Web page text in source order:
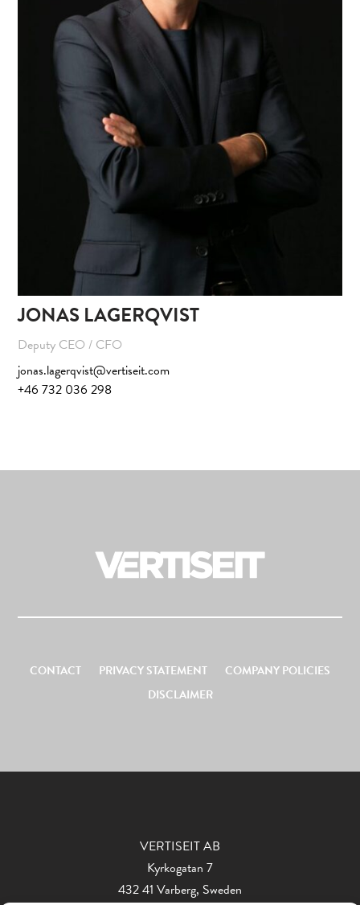
JONAS LAGERQVIST
Deputy CEO / CFO
jonas.lagerqvist@vertiseit.com
+46 732 036 298
CONTACT PRIVACY STATEMENT
COMPANY POLICIES
DISCLAIMER
VERTISEIT AB
Kyrkogatan 7
432 41 Varberg, Sweden